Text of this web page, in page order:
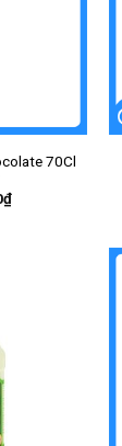
70Cl
₫